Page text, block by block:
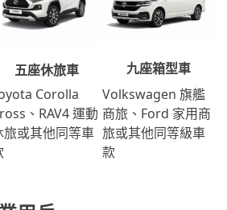
五座休旅車
Corolla
、RAV4 運動
旅或其他同等車
九座箱型車
Volkswagen 旗艦
商旅、Ford 家用商
旅或其他同等級車
款